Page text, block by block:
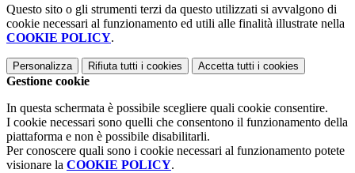
Questo sito o gli strumenti terzi da questo utilizzati si avvalgono di
cookie necessari al funzionamento ed utili alle finalità illustrate nella
COOKIE POLICY.
Personalizza Rifiuta tutti i cookies Accetta tutti i cookies
Gestione cookie
In questa schermata è possibile scegliere quali cookie consentire.
I cookie necessari sono quelli che consentono il funzionamento della
piattaforma e non è possibile disabilitarli.
Per conoscere quali sono i cookie necessari al funzionamento potete
visionare la COOKIE POLICY.